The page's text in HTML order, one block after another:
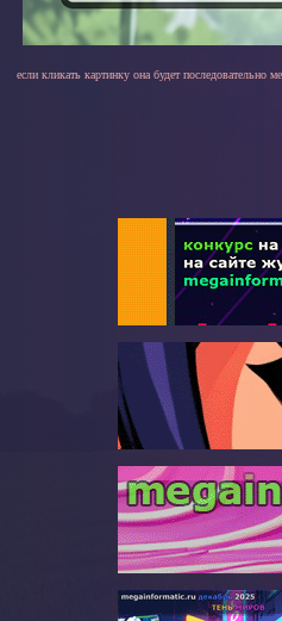
если кликать картинку она будет последовательно